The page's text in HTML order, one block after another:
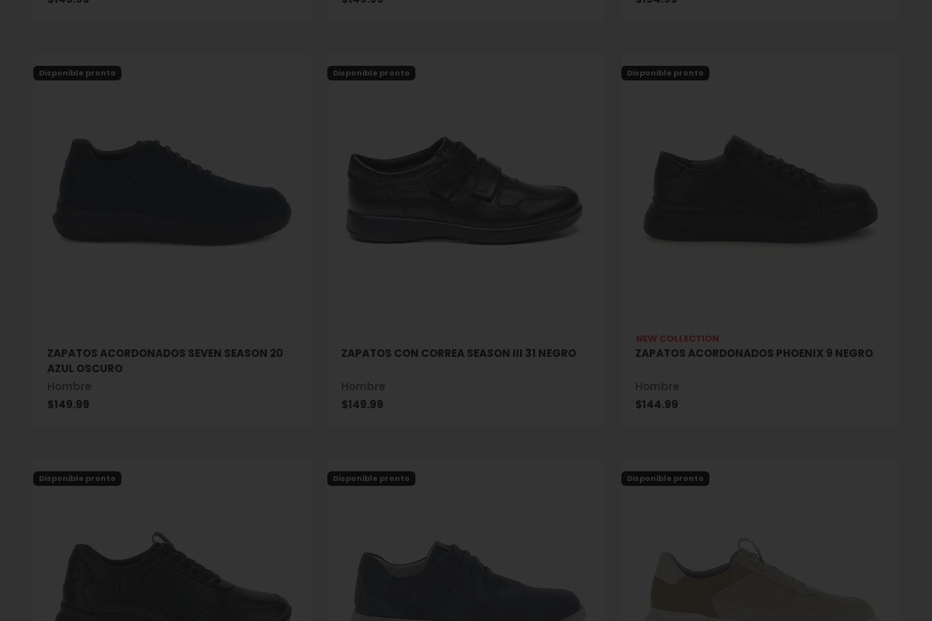
Disponible pronto
ZAPATOS ACORDONADOS SEVEN SEASON 20
AZUL OSCURO
Precio de oferta
$149.99
Disponible pronto
ZAPATOS CON CORREA SEASON III 31 NEGRO
Precio de oferta
$149.99
Disponible pronto
NEW COLLECTION
ZAPATOS ACORDONADOS PHOENIX 9 NEGRO
Precio de oferta
$144.99
Disponible pronto Disponible pronto Disponible pronto